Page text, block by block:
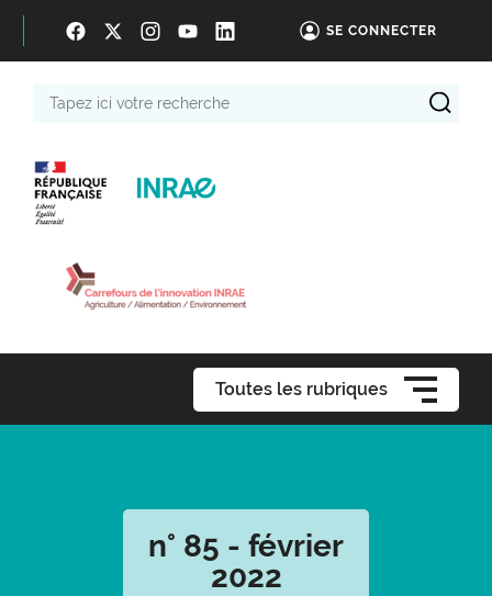
SE CONNECTER
Toutes les rubriques
n° 85 - février
2022